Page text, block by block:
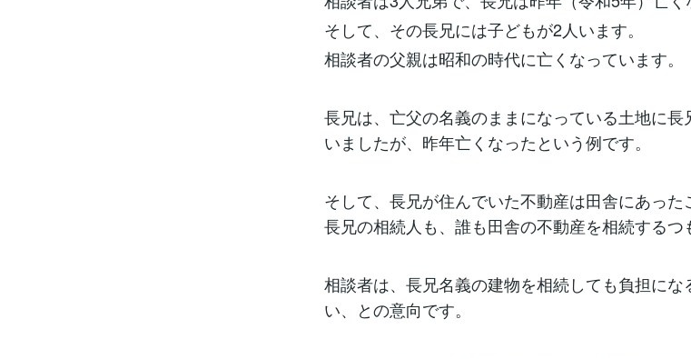
そして、その長兄には子どもが2人います。
相談者の父親は昭和の時代に亡くなっています。
長兄は、亡父の名義のままになっている土地に
いましたが、昨年亡くなったという例です。
そして、長兄が住んでいた不動産は田舎にあった
長兄の相続人も、誰も田舎の不動産を相続するつ
相談者は、長兄名義の建物を相続しても負担に
い、との意向です。